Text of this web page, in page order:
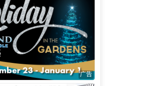
广告